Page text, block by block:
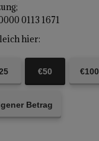
0113 1671
hier:
€50 €100
Betrag